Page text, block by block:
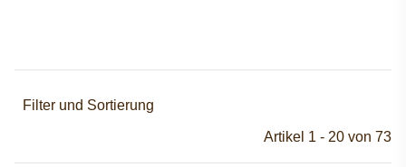
Filter und Sortierung
Artikel 1 - 20 von 73